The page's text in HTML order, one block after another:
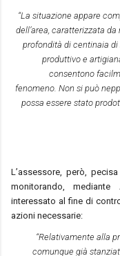
“La situazione appare
dell’area, caratterizzata
profondità di centinaia
produttivo e
consentono
fenomeno. Non si può
possa essere stato
L’assessore, però,
monitorando,
interessato al fine di
azioni necessarie:
“Relativamente alla
comunque già